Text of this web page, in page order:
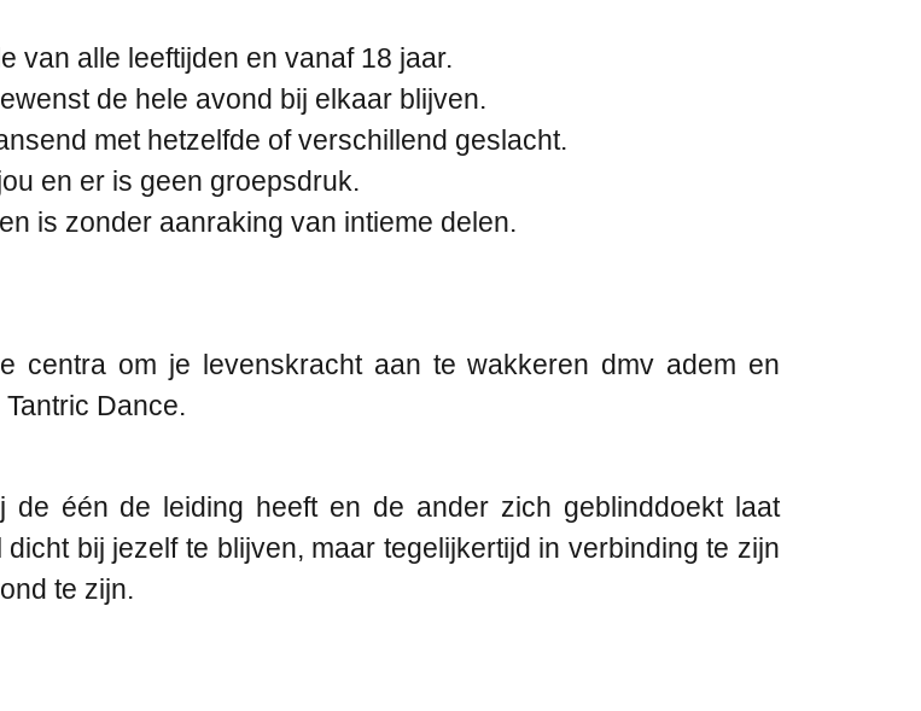
van alle leeftijden en vanaf 18 jaar.
de hele avond bij elkaar blijven.
met hetzelfde of verschillend geslacht.
en er is geen groepsdruk.
is zonder aanraking van intieme delen.
centra om je levenskracht aan te wakkeren dmv adem en
Dance.
één de leiding heeft en de ander zich geblinddoekt laat
bij jezelf te blijven, maar tegelijkertijd in verbinding te zijn
te zijn.